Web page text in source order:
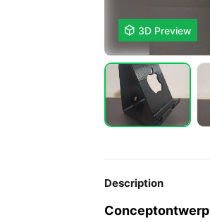
 3D Preview
Description
Conceptontwerp